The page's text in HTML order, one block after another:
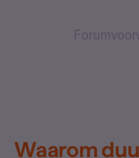
Waarom